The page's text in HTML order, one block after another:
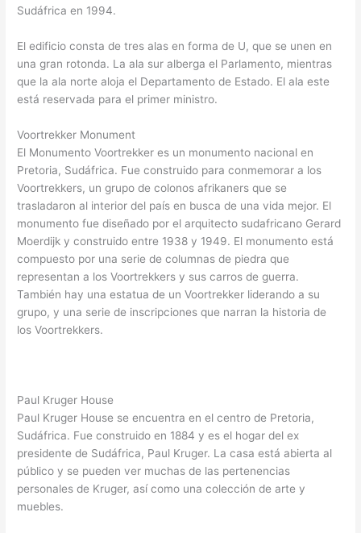
Sudáfrica en 1994.
El edificio consta de tres alas en forma de U, que se unen en
una gran rotonda. La ala sur alberga el Parlamento, mientras
que la ala norte aloja el Departamento de Estado. El ala este
está reservada para el primer ministro.
Voortrekker Monument
El Monumento Voortrekker es un monumento nacional en
Pretoria, Sudáfrica. Fue construido para conmemorar a los
Voortrekkers, un grupo de colonos afrikaners que se
trasladaron al interior del país en busca de una vida mejor. El
monumento fue diseñado por el arquitecto sudafricano Gerard
Moerdijk y construido entre 1938 y 1949. El monumento está
compuesto por una serie de columnas de piedra que
representan a los Voortrekkers y sus carros de guerra.
También hay una estatua de un Voortrekker liderando a su
grupo, y una serie de inscripciones que narran la historia de
los Voortrekkers.
Paul Kruger House
Paul Kruger House se encuentra en el centro de Pretoria,
Sudáfrica. Fue construido en 1884 y es el hogar del ex
presidente de Sudáfrica, Paul Kruger. La casa está abierta al
público y se pueden ver muchas de las pertenencias
personales de Kruger, así como una colección de arte y
muebles.